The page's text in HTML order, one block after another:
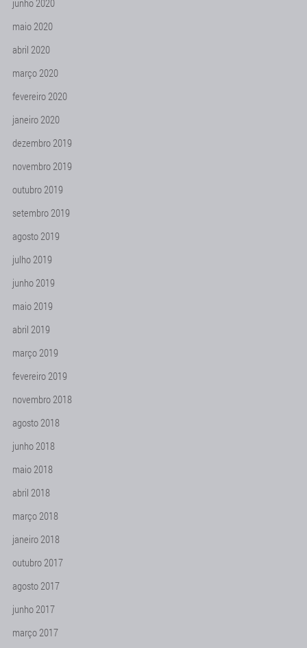
junho 2020
maio 2020
abril 2020
março 2020
fevereiro 2020
janeiro 2020
dezembro 2019
novembro 2019
outubro 2019
setembro 2019
agosto 2019
julho 2019
junho 2019
maio 2019
abril 2019
março 2019
fevereiro 2019
novembro 2018
agosto 2018
junho 2018
maio 2018
abril 2018
março 2018
janeiro 2018
outubro 2017
agosto 2017
junho 2017
março 2017